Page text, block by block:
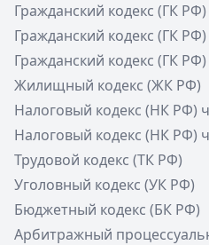
Гражданский кодекс (ГК
Гражданский кодекс (ГК
Гражданский кодекс (ГК
Жилищный кодекс (ЖК РФ)
Налоговый кодекс (НК РФ)
Налоговый кодекс (НК РФ)
Трудовой кодекс (ТК РФ)
Уголовный кодекс (УК РФ)
Бюджетный кодекс (БК РФ)
Арбитражный